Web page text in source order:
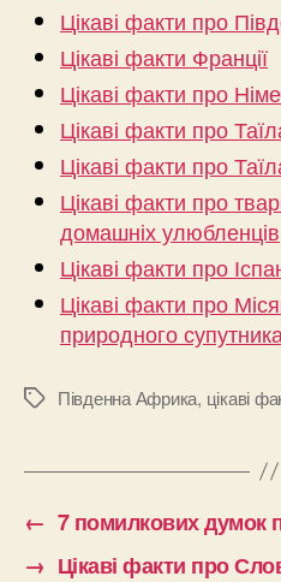
Цікаві факти про
Цікаві факти Франції
Цікаві факти про
Цікаві факти про
Цікаві факти про
Цікаві факти про
домашніх улюбленців
Цікаві факти про
Цікаві факти про
природного
ПозначкиПівденна Африка, цікаві
← 7 помилкових думок
→ Цікаві факти про